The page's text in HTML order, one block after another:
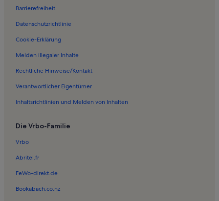
Barrierefreiheit
Datenschutzrichtlinie
Cookie-Erklärung
Melden illegaler Inhalte
Rechtliche Hinweise/Kontakt
Verantwortlicher Eigentümer
Inhaltsrichtlinien und Melden von Inhalten
Die Vrbo-Familie
Vrbo
Abritel.fr
FeWo-direkt.de
Bookabach.co.nz